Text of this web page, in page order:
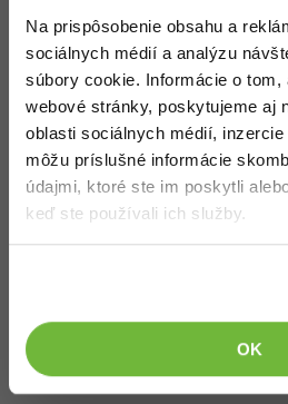
Na prispôsobenie obsahu a
sociálnych médií a analýzu
súbory cookie. Informácie o tom,
webové stránky, poskytujeme aj
oblasti sociálnych médií,
môžu príslušné informácie
údajmi, ktoré ste im poskytli
keď ste používali ich služby.
OK
8. diel:Data Mining -
produkcie odpadu -
PRO
Data Mining -
PRO